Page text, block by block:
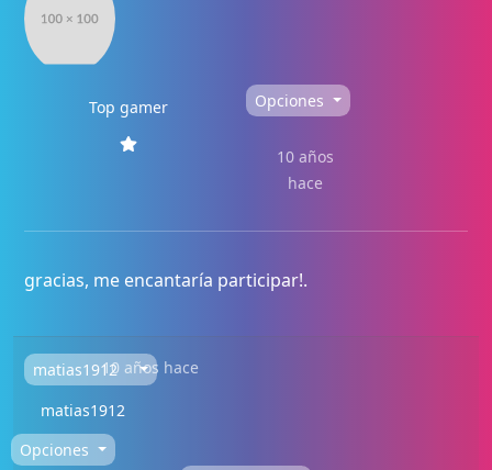
Top gamer Opciones
10 años
hace
gracias, me encantaría participar!.
matias1912
matias1912
10 años hace
Opciones